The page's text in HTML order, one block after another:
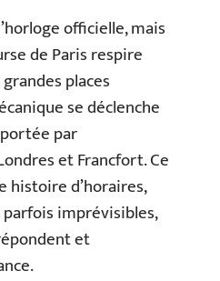
officielle, mais
de Paris respire
places
se déclenche
par
et Francfort. Ce
histoire d’horaires,
imprévisibles,
et